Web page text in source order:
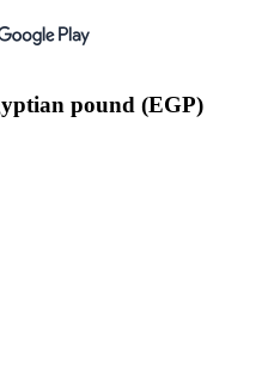
pound (EGP)